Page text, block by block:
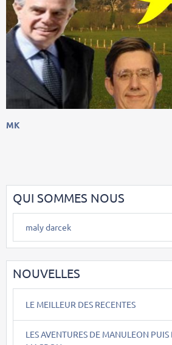
MK
QUI SOMMES NOUS
maly darcek
NOUVELLES
LE MEILLEUR DES RECENTES
LES AVENTURES DE MANULEON PUIS